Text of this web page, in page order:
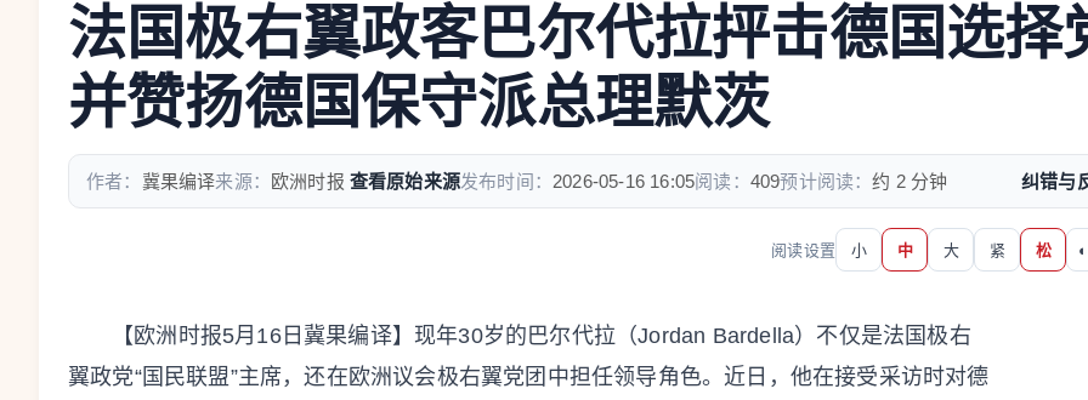
法国极右翼政客巴尔代拉抨击德国选择
并赞扬德国保守派总理默茨
作者： 冀果编译来源： 欧洲时报 查看原始来源发布时间： 2026-05-16 16:05阅读： 409预计阅读：约 2 分钟 纠错与
阅读设置 小 中 大 紧 松 ◐
【欧洲时报5月16日冀果编译】现年30岁的巴尔代拉（Jordan Bardella）不仅是法国极右
翼政党“国民联盟”主席，还在欧洲议会极右翼党团中担任领导角色。近日，他在接受采访时对德